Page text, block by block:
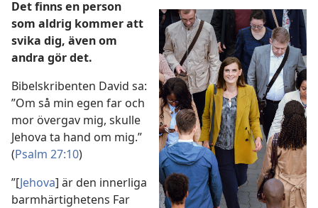
Det finns en person
som aldrig kommer att
svika dig, även om
andra gör det.
Bibelskribenten David sa:
”Om så min egen far och
mor övergav mig, skulle
Jehova ta hand om mig.”
(Psalm 27:10)
”[Jehova] är den innerliga
barmhärtighetens Far